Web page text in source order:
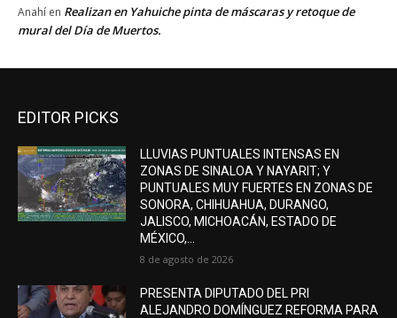
Anahí en Realizan en Yahuiche pinta de máscaras y retoque de
mural del Día de Muertos.
EDITOR PICKS
LLUVIAS PUNTUALES INTENSAS EN
ZONAS DE SINALOA Y NAYARIT; Y
PUNTUALES MUY FUERTES EN ZONAS DE
SONORA, CHIHUAHUA, DURANGO,
JALISCO, MICHOACÁN, ESTADO DE
MÉXICO,...
8 de agosto de 2026
PRESENTA DIPUTADO DEL PRI
ALEJANDRO DOMÍNGUEZ REFORMA PARA